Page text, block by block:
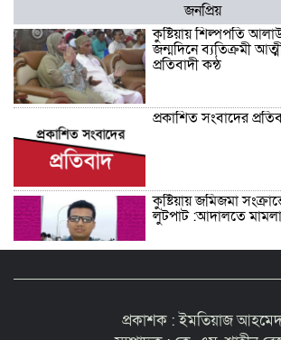
জনপ্রিয়
কুষ্টিয়ায় শিল্পপতি
জন্মদিনে ব্যতিক্রমী
প্রতিবাদী কন্ঠ
প্রকাশিত সংবাদের
কুষ্টিয়ায় জমিজমা
লুটপাট :আদালতে মামলা
শিশু সন্তানকে আটকে
প্রতিবাদী কন্ঠ
প্রকাশক : ইমতিয়াজ